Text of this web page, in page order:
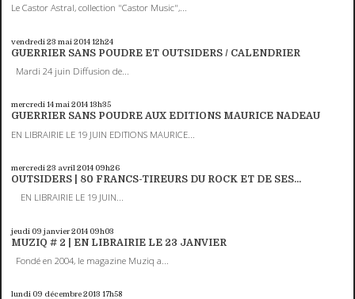
Le Castor Astral, collection "Castor Music",...
vendredi 23 mai 201412h24
GUERRIER SANS POUDRE ET OUTSIDERS / CALENDRIER
Mardi 24 juin Diffusion de...
mercredi 14mai 201413h35
GUERRIER SANS POUDRE AUX EDITIONS MAURICE NADEAU
EN LIBRAIRIE LE 19 JUIN EDITIONS MAURICE...
mercredi 23 avril 2014 09h26
OUTSIDERS | 80 FRANCS-TIREURS DU ROCK ET DE SES...
EN LIBRAIRIE LE 19 JUIN...
jeudi 09 janvier 2014 09h03
MUZIQ # 2 | EN LIBRAIRIE LE 23 JANVIER
Fondé en 2004, le magazine Muziq a...
lundi 09 décembre 2013 17h58